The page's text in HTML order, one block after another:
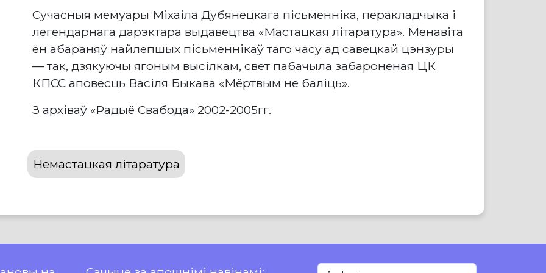
Cучасныя мемуары Міхаіла Дубянецкага пісьменніка, перакладчыка і
легендарнага дарэктара выдавецтва «Мастацкая літаратура». Менавіта
ён абараняў найлепшых пісьменнікаў таго часу ад савецкай цэнзуры
— так, дзякуючы ягоным высілкам, свет пабачыла забароненая ЦК
КПСС аповесць Васіля Быкава «Мёртвым не баліць».
З архіваў «Радыё Свабода» 2002-2005гг.
Немастацкая літаратура